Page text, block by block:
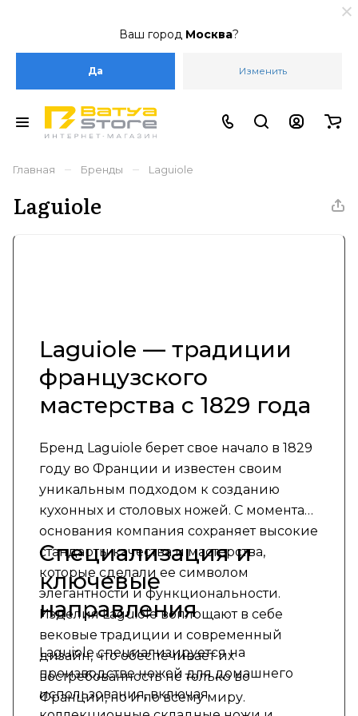
Ваш город Москва?
Да Изменить
Главная – Бренды – Laguiole
Laguiole
Laguiole — традиции
французского
мастерства с 1829 года
Бренд Laguiole берет свое начало в 1829
году во Франции и известен своим
уникальным подходом к созданию
кухонных и столовых ножей. С момента
основания компания сохраняет высокие
стандарты качества и мастерства,
которые сделали ее символом
элегантности и функциональности.
Изделия Laguiole воплощают в себе
вековые традиции и современный
дизайн, что обеспечивает их
востребованность не только во
Франции, но и по всему миру.
Специализация и
ключевые
направления
Laguiole специализируется на
производстве ножей для домашнего
использования, включая